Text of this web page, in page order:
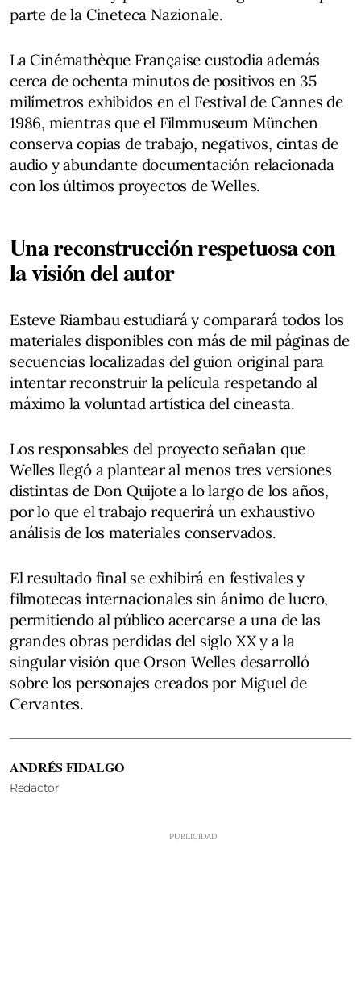
parte de la Cineteca Nazionale.
La Cinémathèque Française custodia además
cerca de ochenta minutos de positivos en 35
milímetros exhibidos en el Festival de Cannes de
1986, mientras que el Filmmuseum München
conserva copias de trabajo, negativos, cintas de
audio y abundante documentación relacionada
con los últimos proyectos de Welles.
Una reconstrucción respetuosa con
la visión del autor
Esteve Riambau estudiará y comparará todos los
materiales disponibles con más de mil páginas de
secuencias localizadas del guion original para
intentar reconstruir la película respetando al
máximo la voluntad artística del cineasta.
Los responsables del proyecto señalan que
Welles llegó a plantear al menos tres versiones
distintas de Don Quijote a lo largo de los años,
por lo que el trabajo requerirá un exhaustivo
análisis de los materiales conservados.
El resultado final se exhibirá en festivales y
filmotecas internacionales sin ánimo de lucro,
permitiendo al público acercarse a una de las
grandes obras perdidas del siglo XX y a la
singular visión que Orson Welles desarrolló
sobre los personajes creados por Miguel de
Cervantes.
ANDRÉS FIDALGO
Redactor